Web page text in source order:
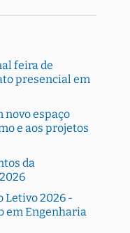
feira de
presencial em
novo espaço
e aos projetos
da
Letivo 2026 -
em Engenharia